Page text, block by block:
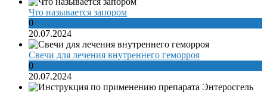
Что называется запором
0
20.07.2024
Свечи для лечения внутреннего геморроя
0
20.07.2024